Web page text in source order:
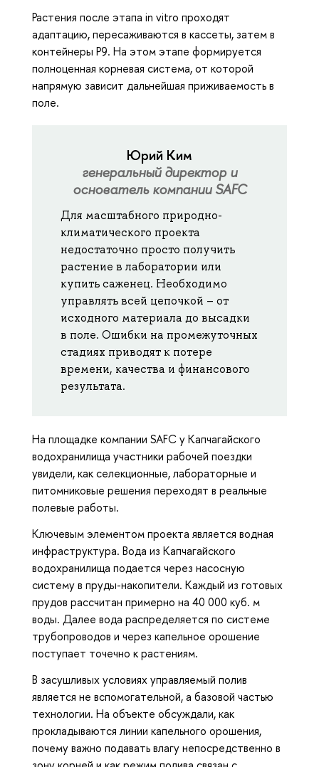
Растения после этапа in vitro проходят
адаптацию, пересаживаются в кассеты, затем в
контейнеры P9. На этом этапе формируется
полноценная корневая система, от которой
напрямую зависит дальнейшая приживаемость в
поле.
Юрий Ким
генеральный директор и
основатель компании SAFC
Для масштабного природно-
климатического проекта
недостаточно просто получить
растение в лаборатории или
купить саженец. Необходимо
управлять всей цепочкой – от
исходного материала до высадки
в поле. Ошибки на промежуточных
стадиях приводят к потере
времени, качества и финансового
результата.
На площадке компании SAFC у Капчагайского
водохранилища участники рабочей поездки
увидели, как селекционные, лабораторные и
питомниковые решения переходят в реальные
полевые работы.
Ключевым элементом проекта является водная
инфраструктура. Вода из Капчагайского
водохранилища подается через насосную
систему в пруды-накопители. Каждый из готовых
прудов рассчитан примерно на 40 000 куб. м
воды. Далее вода распределяется по системе
трубопроводов и через капельное орошение
поступает точечно к растениям.
В засушливых условиях управляемый полив
является не вспомогательной, а базовой частью
технологии. На объекте обсуждали, как
прокладываются линии капельного орошения,
почему важно подавать влагу непосредственно в